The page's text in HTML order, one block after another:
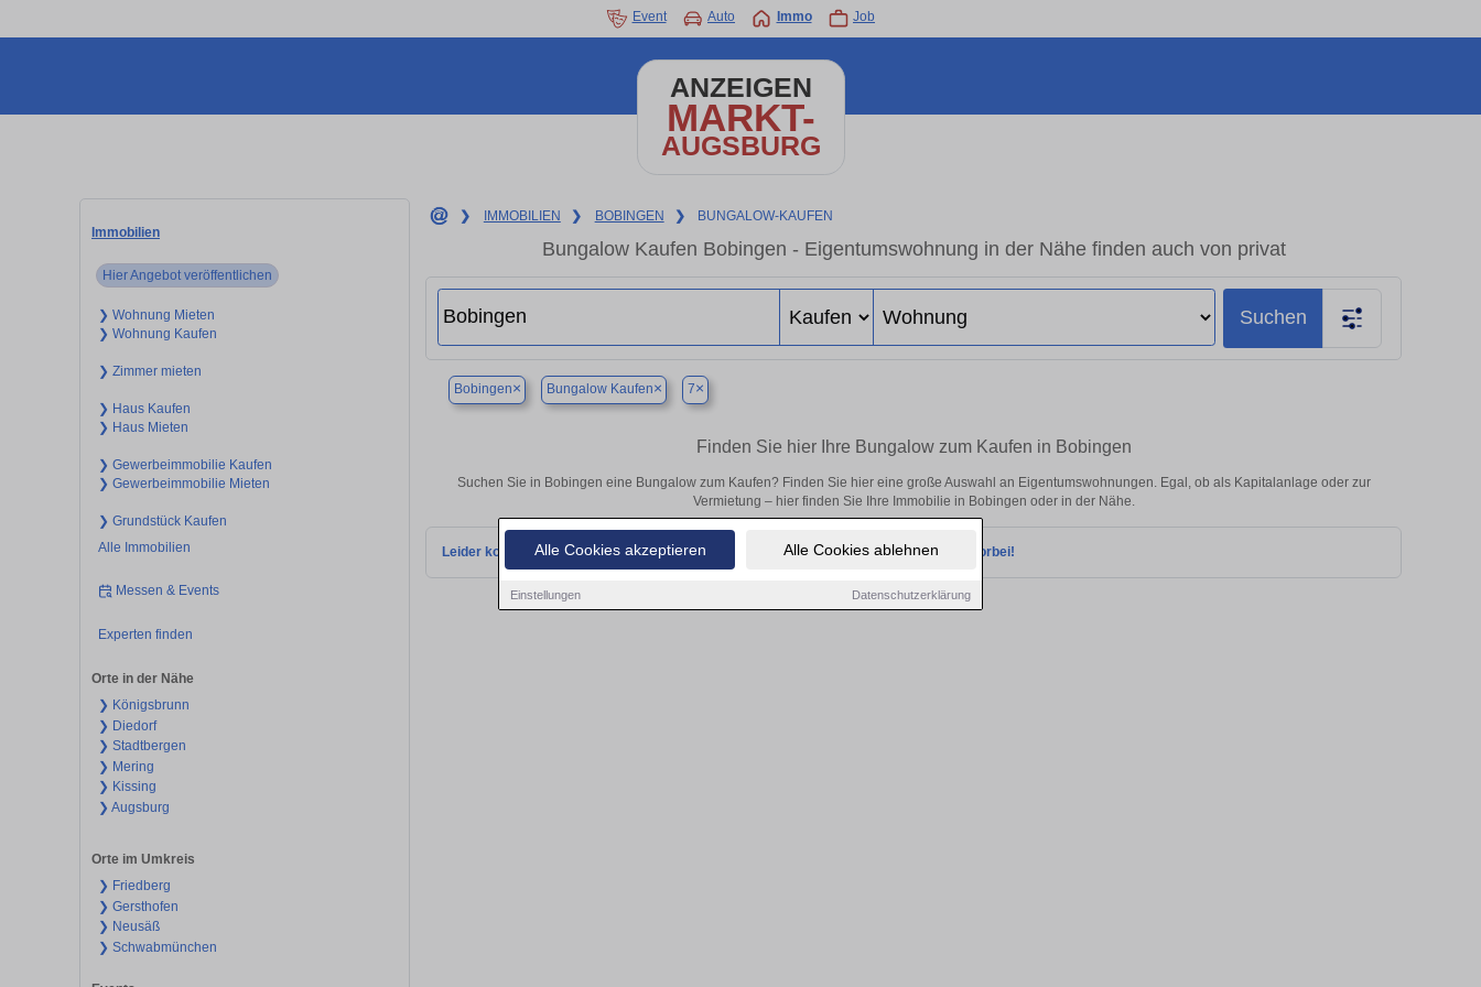
Alle Cookies akzeptieren Alle Cookies ablehnen
Einstellungen Datenschutzerklärung
Event Auto Immo Job
ANZEIGEN
MARKT-
AUGSBURG
Immobilien
Hier Angebot veröffentlichen
❯ Wohnung Mieten
❯ Wohnung Kaufen
❯ Zimmer mieten
❯ Haus Kaufen
❯ Haus Mieten
❯ Gewerbeimmobilie Kaufen
❯ Gewerbeimmobilie Mieten
❯ Grundstück Kaufen
Alle Immobilien
Messen & Events
Experten finden
Orte in der Nähe
❯ Königsbrunn
❯ Diedorf
❯ Stadtbergen
❯ Mering
❯ Kissing
❯ Augsburg
Orte im Umkreis
❯ Friedberg
❯ Gersthofen
❯ Neusäß
❯ Schwabmünchen
❯ IMMOBILIEN ❯ BOBINGEN ❯ BUNGALOW-KAUFEN
Bungalow Kaufen Bobingen - Eigentumswohnung in der Nähe finden auch von privat
Suchen
Bobingen× Bungalow Kaufen× 7×
Finden Sie hier Ihre Bungalow zum Kaufen in Bobingen
Suchen Sie in Bobingen eine Bungalow zum Kaufen? Finden Sie hier eine große Auswahl an Eigentumswohnungen. Egal, ob als Kapitalanlage oder zur
Vermietung – hier finden Sie Ihre Immobilie in Bobingen oder in der Nähe.
Leider konnten wir derzeit keine passenden Objekte finden. Schauen Sie bald wieder vorbei!